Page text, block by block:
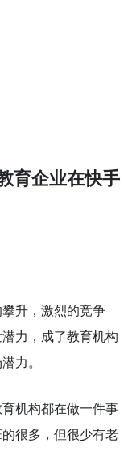
育企业在快手
升，激烈的竞争
力，成了教育机构
力。
机构都在做一件事
很多，但很少有老